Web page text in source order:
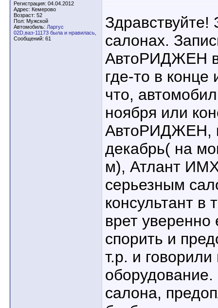
Регистрация: 04.04.2012
Адрес: Кемерово
Возраст: 52
Пол: Мужской
Автомобиль: Ларгус
02D,ваз-11173 была и нравилась,
Сообщений: 61
Здравствуйте!
салонах.
АвтоРИДЖЕН
где-то в
что,
ноября или
АвтоРИДЖЕН,
декабрь( на
м), Атлант
серьезным
консультант в
врет
спорить и
т.р. и
салона,